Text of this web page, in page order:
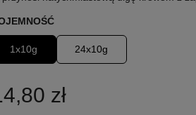
1x10g 24x10g
zł